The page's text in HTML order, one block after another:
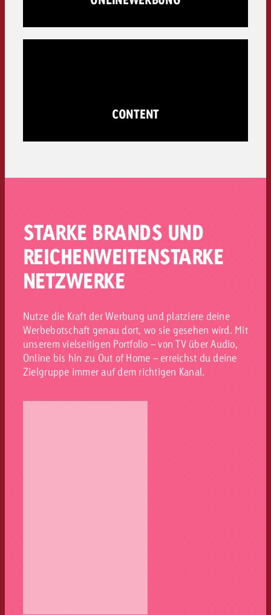
CONTENT
STARKE BRANDS UND
REICHENWEITENSTARKE
NETZWERKE
Nutze die Kraft der Werbung und platziere deine
Werbebotschaft genau dort, wo sie gesehen wird. Mit
unserem vielseitigen Portfolio – von TV über Audio,
Online bis hin zu Out of Home – erreichst du deine
Zielgruppe immer auf dem richtigen Kanal.